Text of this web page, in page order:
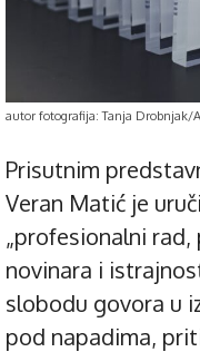
autor fotografija: Tanja Drobnjak/
Prisutnim
Veran Matić je
„profesionalni
novinara i
slobodu govora u
pod napadima,